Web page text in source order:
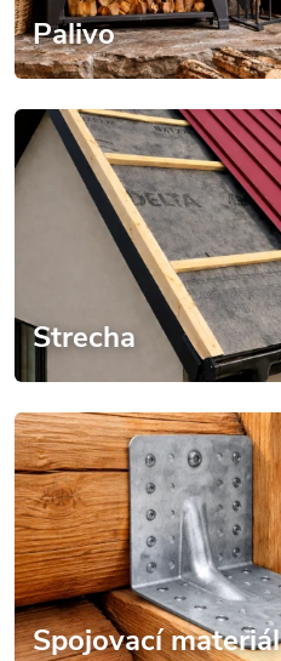
Palivo
Strecha
Spojovací materiál